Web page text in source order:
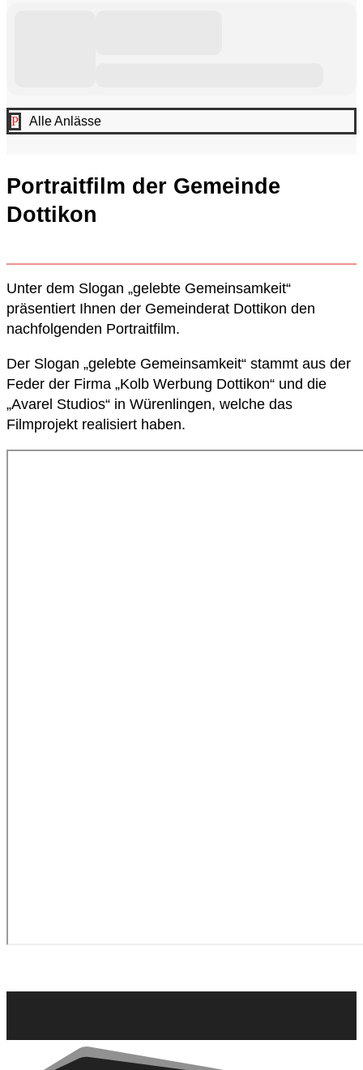
P Alle Anlässe
Portraitfilm der Gemeinde
Dottikon
Unter dem Slogan „gelebte Gemeinsamkeit“
präsentiert Ihnen der Gemeinderat Dottikon den
nachfolgenden Portraitfilm.
Der Slogan „gelebte Gemeinsamkeit“ stammt aus der
Feder der Firma „Kolb Werbung Dottikon“ und die
„Avarel Studios“ in Würenlingen, welche das
Filmprojekt realisiert haben.